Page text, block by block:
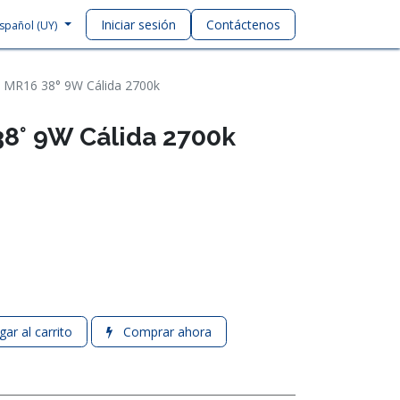
(UY) Iniciar sesión Contáctenos
38° 9W Cálida 2700k
9W Cálida 2700k
al carrito Comprar ahora